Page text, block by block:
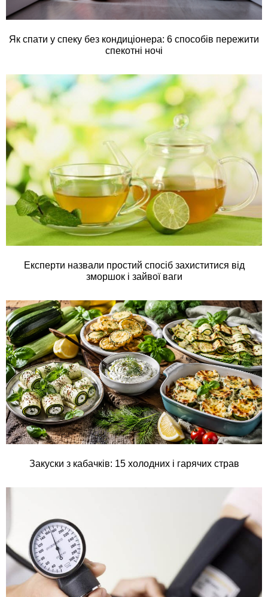
Як спати у спеку без кондиціонера: 6 способів пережити
спекотні ночі
Експерти назвали простий спосіб захиститися від
зморшок і зайвої ваги
Закуски з кабачків: 15 холодних і гарячих страв